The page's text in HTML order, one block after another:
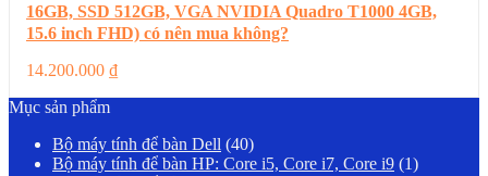
16GB, SSD 512GB, VGA NVIDIA Quadro T1000 4GB,
15.6 inch FHD) có nên mua không?
14.200.000 ₫
Mục sản phẩm
Bộ máy tính để bàn Dell (40)
Bộ máy tính để bàn HP: Core i5, Core i7, Core i9 (1)